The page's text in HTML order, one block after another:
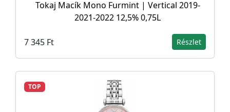
Tokaj Macík Mono Furmint | Vertical 2019-
2021-2022 12,5% 0,75L
7 345 Ft Részlet
TOP